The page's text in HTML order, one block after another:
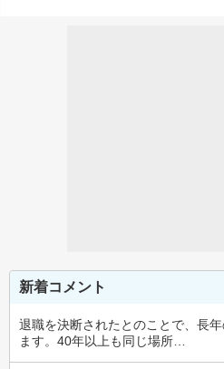
新着コメント
退職を決断されたとのことで、長
ます。40年以上も同じ場所…